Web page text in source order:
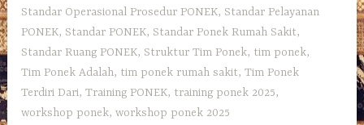
Standar Operasional Prosedur PONEK, Standar Pelayanan
PONEK, Standar PONEK, Standar Ponek Rumah Sakit,
Standar Ruang PONEK, Struktur Tim Ponek, tim ponek,
Tim Ponek Adalah, tim ponek rumah sakit,Tim Ponek
Terdiri Dari,Training PONEK, training ponek 2025,
workshop ponek,workshop ponek 2025